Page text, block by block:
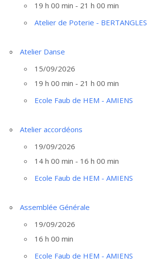
19 h 00 min - 21 h 00 min
Atelier de Poterie - BERTANGLES
Atelier Danse
15/09/2026
19 h 00 min - 21 h 00 min
Ecole Faub de HEM - AMIENS
Atelier accordéons
19/09/2026
14 h 00 min - 16 h 00 min
Ecole Faub de HEM - AMIENS
Assemblée Générale
19/09/2026
16 h 00 min
Ecole Faub de HEM - AMIENS